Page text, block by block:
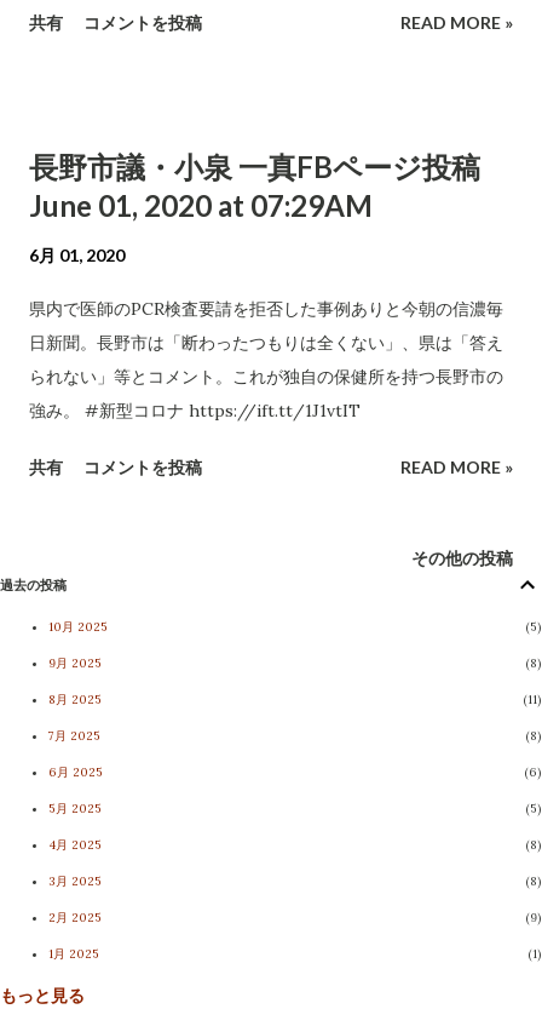
共有 コメントを投稿 READ MORE »
長野市議・小泉 一真FBページ投稿
June 01, 2020 at 07:29AM
6月 01, 2020
県内で医師のPCR検査要請を拒否した事例ありと今朝の信濃毎
日新聞。長野市は「断わったつもりは全くない」、県は「答え
られない」等とコメント。これが独自の保健所を持つ長野市の
強み。 #新型コロナ https://ift.tt/1J1vtIT
共有 コメントを投稿 READ MORE »
その他の投稿
過去の投稿
10月 2025 5
9月 2025 8
8月 2025 11
7月 2025 8
6月 2025 6
5月 2025 5
4月 2025 8
3月 2025 8
2月 2025 9
1月 2025 1
11月 2024
もっと見る